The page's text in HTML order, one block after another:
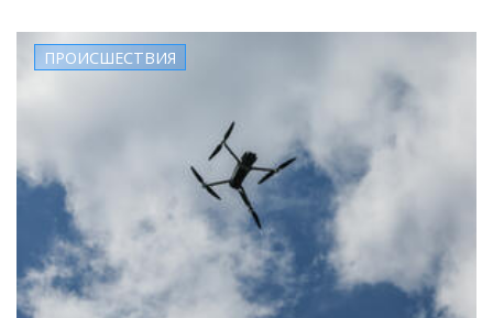
ПРОИСШЕСТВИЯ